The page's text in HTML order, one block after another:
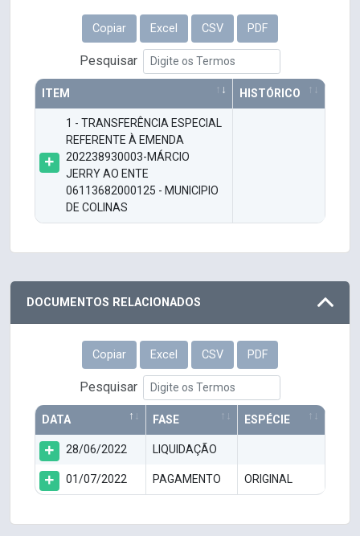
Copiar Excel CSV PDF
Pesquisar
ITEM HISTÓRICO
1 - TRANSFERÊNCIA ESPECIAL
REFERENTE À EMENDA
202238930003-MÁRCIO
JERRY AO ENTE
06113682000125 - MUNICIPIO
DE COLINAS
DOCUMENTOS RELACIONADOS
Copiar Excel CSV PDF
Pesquisar
DATA FASE ESPÉCIE
28/06/2022 LIQUIDAÇÃO
01/07/2022 PAGAMENTO ORIGINAL